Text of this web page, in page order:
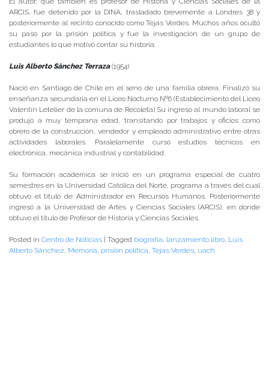
ARCIS, fue detenido por la DINA, trasladado brevemente a Londres 38 y
posteriormente al recinto conocido como Tejas Verdes. Muchos años ocultó
su paso por la prisión política y fue la investigación de un grupo de
estudiantes lo que motivó contar su historia.
Luis Alberto Sánchez Terraza(1954)
Nació en Santiago de Chile en el seno de una familia obrera. Finalizó su
enseñanza secundaria en el Liceo Nocturno Nº6 (Establecimiento del Liceo
Valentín Letelier de la comuna de Recoleta) Su ingreso al mundo laboral se
produjo a muy temprana edad, transitando por trabajos y oficios como
obrero de la construcción, vendedor y empleado administrativo entre otras
actividades laborales. Paralelamente cursó estudios técnicos en
electrónica, mecánica industrial y contabilidad.
Su formación académica se inició en un programa especial de cuatro
semestres en la Universidad Católica del Norte, programa a través del cual
obtuvo el título de Administrador en Recursos Humanos. Posteriormente
ingresó a la Universidad de Artes y Ciencias Sociales (ARCIS), en donde
obtuvo el título de Profesor de Historia y Ciencias Sociales.
Posted in Centro de Noticias Tagged biografía, lanzamiento libro, Luis
Alberto Sánchez, Memoria, prisión política, Tejas Verdes, uach